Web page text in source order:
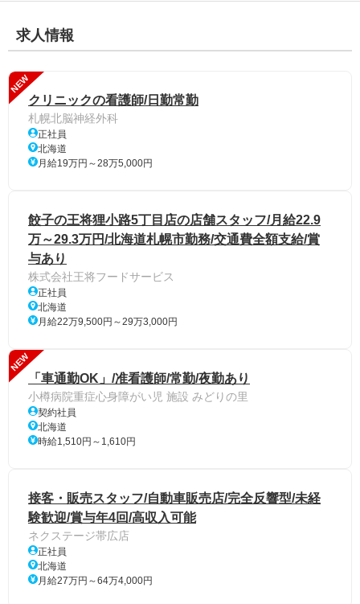
求人情報
NEW
クリニックの看護師/日勤常勤
札幌北脳神経外科
正社員
北海道
月給19万円～28万5,000円
餃子の王将狸小路5丁目店の店舗スタッフ/月給22.9
万～29.3万円/北海道札幌市勤務/交通費全額支給/賞
与あり
株式会社王将フードサービス
正社員
北海道
月給22万9,500円～29万3,000円
NEW
「車通勤OK」/准看護師/常勤/夜勤あり
小樽病院重症心身障がい児 施設 みどりの里
契約社員
北海道
時給1,510円～1,610円
接客・販売スタッフ/自動車販売店/完全反響型/未経
験歓迎/賞与年4回/高収入可能
ネクステージ帯広店
正社員
北海道
月給27万円～64万4,000円